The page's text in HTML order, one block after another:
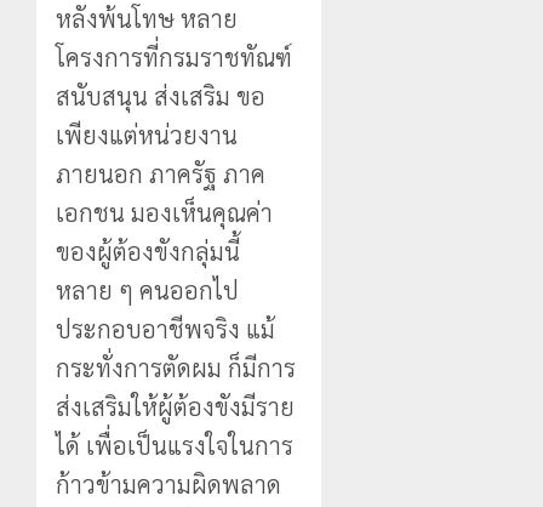
หลังพ้นโทษ หลาย
โครงการที่กรมราชทัณฑ์
สนับสนุน ส่งเสริม ขอ
เพียงแต่หน่วยงาน
ภายนอก ภาครัฐ ภาค
เอกชน มองเห็นคุณค่า
ของผู้ต้องขังกลุ่มนี้
หลาย ๆ คนออกไป
ประกอบอาชีพจริง แม้
กระทั่งการตัดผม ก็มีการ
ส่งเสริมให้ผู้ต้องขังมีราย
ได้ เพื่อเป็นแรงใจในการ
ก้าวข้ามความผิดพลาด